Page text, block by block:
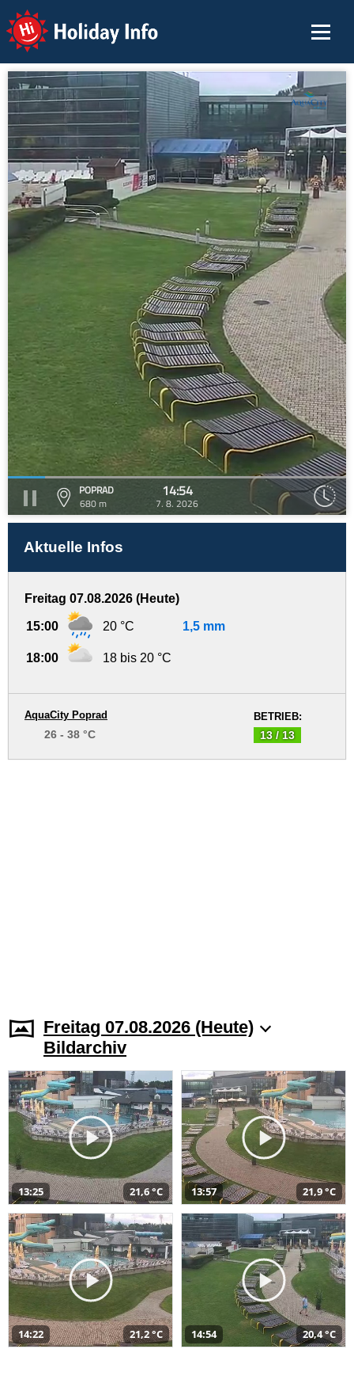
Holiday Info
POPRAD
680 m
14:54
7. 8. 2026
Aktuelle Infos
Freitag 07.08.2026 (Heute)
15:00 20 °C 1,5 mm
18:00 18 bis 20 °C
BETRIEB:
13 / 13
AquaCity Poprad
26 - 38 °C
Freitag 07.08.2026 (Heute)
Bildarchiv
13:25 21,6 °C 13:57 21,9 °C
14:22 21,2 °C 14:54 20,4 °C